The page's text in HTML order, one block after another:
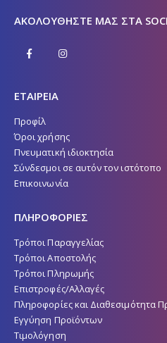
ΑΚΟΛΟΥΘΉΣΤΕ ΜΑΣ ΣΤΑ
ΕΤΑΙΡΕΙΑ
Προφίλ
Όροι χρήσης
Πνευματική ιδιοκτησία
Σύνδεσμοι σε αυτόν τον ιστότοπο
Επικοινωνία
ΠΛΗΡΟΦΟΡΙΕΣ
Τρόποι Παραγγελίας
Τρόποι Αποστολής
Τρόποι Πληρωμής
Επιστροφές/Αλλαγές
Πληροφορίες και Διαθεσιμότητα
Εγγύηση Προϊόντων
Τιμολόγηση